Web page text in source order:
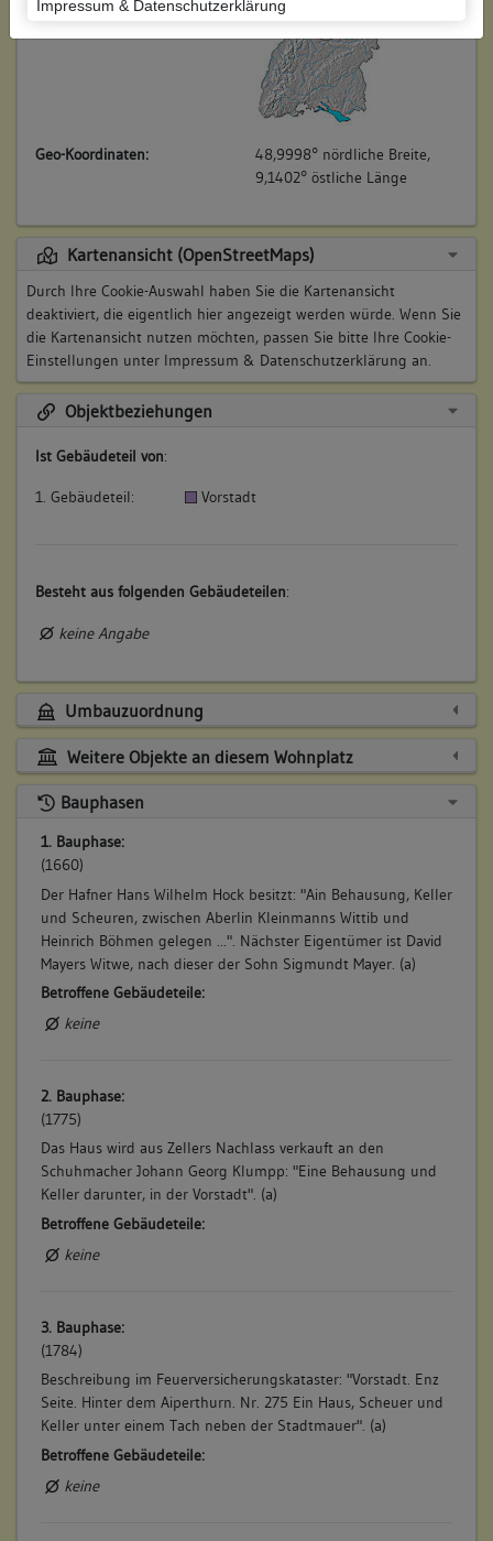
Impressum & Datenschutzerklärung
Geo-Koordinaten:
48,9998° nördliche Breite,
9,1402° östliche Länge
Kartenansicht (OpenStreetMaps)
Durch Ihre Cookie-Auswahl haben Sie die Kartenansicht
deaktiviert, die eigentlich hier angezeigt werden würde. Wenn Sie
die Kartenansicht nutzen möchten, passen Sie bitte Ihre Cookie-
Einstellungen unter Impressum & Datenschutzerklärung an.
Objektbeziehungen
Ist Gebäudeteil von:
1. Gebäudeteil: Vorstadt
Besteht aus folgenden Gebäudeteilen:
keine Angabe
Umbauzuordnung
Weitere Objekte an diesem Wohnplatz
Bauphasen
1. Bauphase:
(1660)
Der Hafner Hans Wilhelm Hock besitzt: "Ain Behausung, Keller
und Scheuren, zwischen Aberlin Kleinmanns Wittib und
Heinrich Böhmen gelegen ...". Nächster Eigentümer ist David
Mayers Witwe, nach dieser der Sohn Sigmundt Mayer. (a)
Betroffene Gebäudeteile:
keine
2. Bauphase:
(1775)
Das Haus wird aus Zellers Nachlass verkauft an den
Schuhmacher Johann Georg Klumpp: "Eine Behausung und
Keller darunter, in der Vorstadt". (a)
Betroffene Gebäudeteile:
keine
3. Bauphase:
(1784)
Beschreibung im Feuerversicherungskataster: "Vorstadt. Enz
Seite. Hinter dem Aiperthurn. Nr. 275 Ein Haus, Scheuer und
Keller unter einem Tach neben der Stadtmauer". (a)
Betroffene Gebäudeteile:
keine